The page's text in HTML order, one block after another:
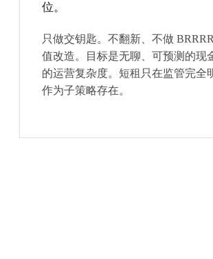
位。
只做交钥匙。不翻新、不做
值改造。目标是无聊、可预测的现
的运营复杂度。短租只在监管完全
作为子策略存在。